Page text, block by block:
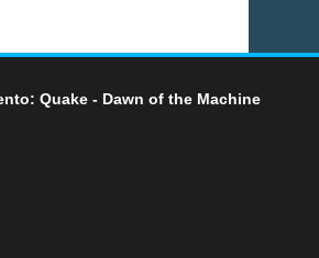
Quake - Dawn of the Machine